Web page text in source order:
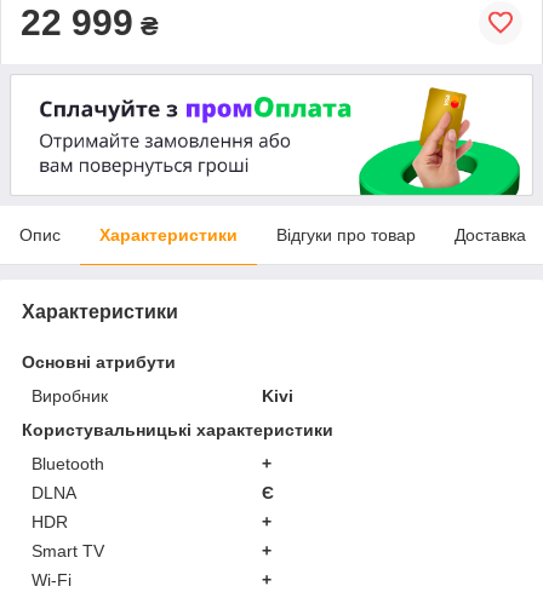
22 999 ₴
Опис Характеристики Відгуки про товар Доставка
Характеристики
Основні атрибути
Виробник
Kivi
Користувальницькі характеристики
Bluetooth
+
DLNA
Є
HDR
+
Smart TV
+
Wi-Fi
+